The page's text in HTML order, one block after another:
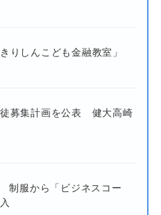
りしんこども金融教室」
募集計画を公表 健大高崎
服から「ビジネスコー